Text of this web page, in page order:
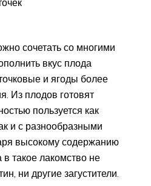
сочетать со многими
вкус плода
и ягоды более
Из плодов готовят
пользуется как
и с разнообразными
высокому содержанию
в такое лакомство не
ни другие загустители.